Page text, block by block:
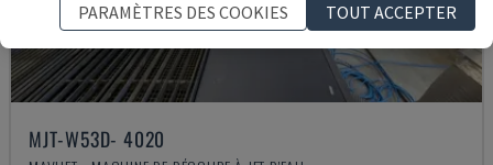
MJT-W53D- 4020
PARAMÈTRES DES COOKIES
TOUT ACCEPTER